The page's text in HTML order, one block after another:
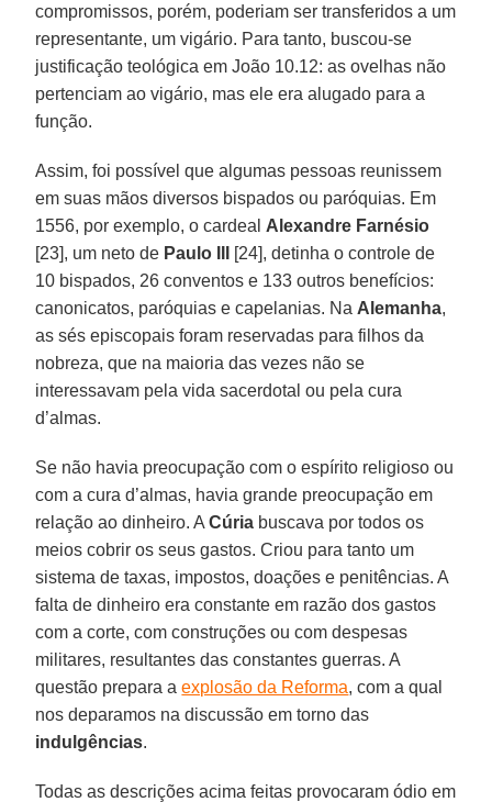
compromissos, porém, poderiam ser transferidos a um
representante, um vigário. Para tanto, buscou-se
justificação teológica em João 10.12: as ovelhas não
pertenciam ao vigário, mas ele era alugado para a
função.
Assim, foi possível que algumas pessoas reunissem
em suas mãos diversos bispados ou paróquias. Em
1556, por exemplo, o cardeal Alexandre Farnésio
[23], um neto de Paulo III
[24], detinha o controle de
10 bispados, 26 conventos e 133 outros benefícios:
canonicatos, paróquias e capelanias. Na Alemanha,
as sés episcopais foram reservadas para filhos da
nobreza, que na maioria das vezes não se
interessavam pela vida sacerdotal ou pela cura
d’almas.
Se não havia preocupação com o espírito religioso ou
com a cura d’almas, havia grande preocupação em
relação ao dinheiro. ACúria buscava por todos os
meios cobrir os seus gastos. Criou para tanto um
sistema de taxas, impostos, doações e penitências. A
falta de dinheiro era constante em razão dos gastos
com a corte, com construções ou com despesas
militares, resultantes das constantes guerras. A
questão prepara aexplosão da Reforma, com a qual
nos deparamos na discussão em torno das
indulgências.
Todas as descrições acima feitas provocaram ódio em